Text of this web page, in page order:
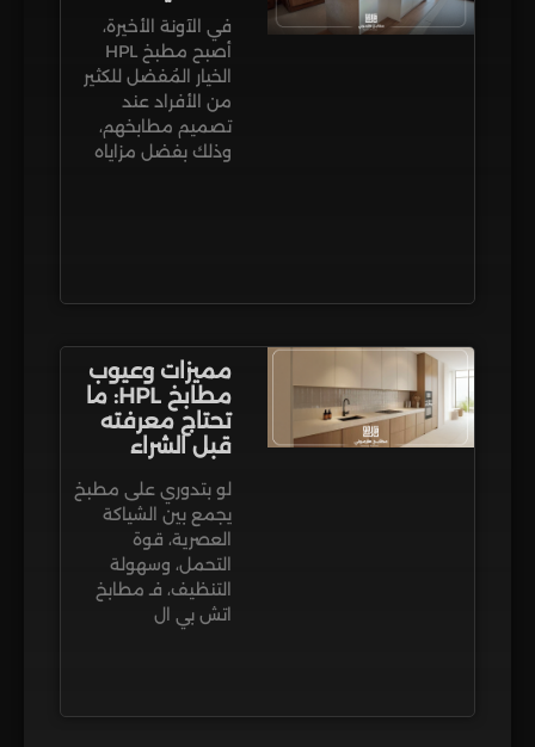
في الآونة الأخيرة،
أصبح مطبخ HPL
الخيار المُفضل للكثير
من الأفراد عند
تصميم مطابخهم،
وذلك بفضل مزاياه
مميزات وعيوب
مطابخ HPL: ما
تحتاج معرفته
قبل الشراء
لو بتدوري على مطبخ
يجمع بين الشياكة
العصرية، قوة
التحمل، وسهولة
التنظيف، فـ مطابخ
اتش بي ال